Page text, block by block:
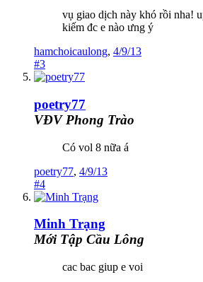
vụ giao dịch này khó rồi nha!
kiếm đc e nào ưng ý
hamchoicaulong, 4/9/13
#3
poetry77
VĐV Phong Trào
Có vol 8 nữa á
poetry77, 4/9/13
#4
Minh Trạng
Mới Tập Cầu Lông
cac bac giup e voi